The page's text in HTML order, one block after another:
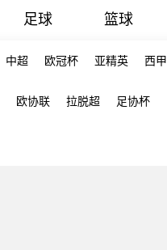
足球 篮球
中超 欧冠杯 亚精英 西甲
欧协联 拉脱超 足协杯